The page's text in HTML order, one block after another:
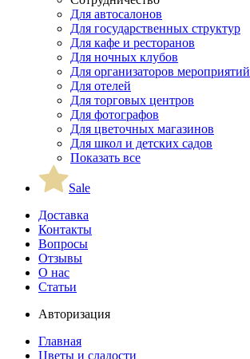
Для автосалонов
Для государственных структур
Для кафе и ресторанов
Для ночных клубов
Для организаторов мероприятий
Для отелей
Для торговых центров
Для фотографов
Для цветочных магазинов
Для школ и детских садов
Показать все
Sale
Доставка
Контакты
Вопросы
Отзывы
О нас
Статьи
Авторизация
Главная
Цветы и сладости